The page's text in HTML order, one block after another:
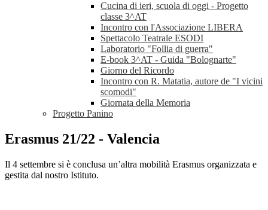
Cucina di ieri, scuola di oggi - Progetto
classe 3^AT
Incontro con l'Associazione LIBERA
Spettacolo Teatrale ESODI
Laboratorio "Follia di guerra"
E-book 3^AT - Guida "Bolognarte"
Giorno del Ricordo
Incontro con R. Matatia, autore de "I vicini
scomodi"
Giornata della Memoria
Progetto Panino
Erasmus 21/22 - Valencia
Il 4 settembre si è conclusa un’altra mobilità Erasmus organizzata e
gestita dal nostro Istituto.